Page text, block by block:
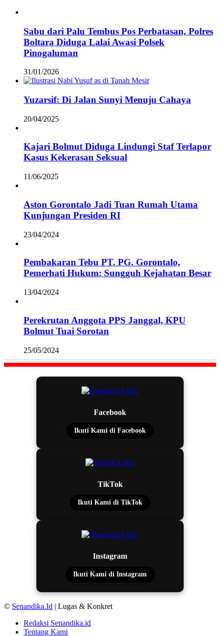
Sabu dari Palu Tembus Pos Perbatasan, Polres
Boltara Diduga Lalai Awasi Polsek
Pinogaluman
31/01/2026
Yuzarsif: Di Jalan Sunyi Menuju Cahaya
20/04/2025
Kajari Bolmut Diduga Lindungi Staf Terlapor
Kasus Kekerasan Seksual
11/06/2025
Aston Gorontalo Jadi Tuan Rumah Utama
Kunjungan Presiden RI
23/04/2024
Pembakaran Tebu PT. PG. Gorontalo,
Pemerhati Hukum: Sungguh Kejahatan Besar
13/04/2024
Perekrutan Anggota PPS Janggal, KPU
Bolmut Tuai Sorotan
25/05/2024
Facebook
Ikuti Kami di Facebook
TikTok
Ikuti Kami di TikTok
Instagram
Ikuti Kami di Instagram
© Senandika.Id | Lugas & Konkret
Redaksi Senandika.id
Tentang Kami